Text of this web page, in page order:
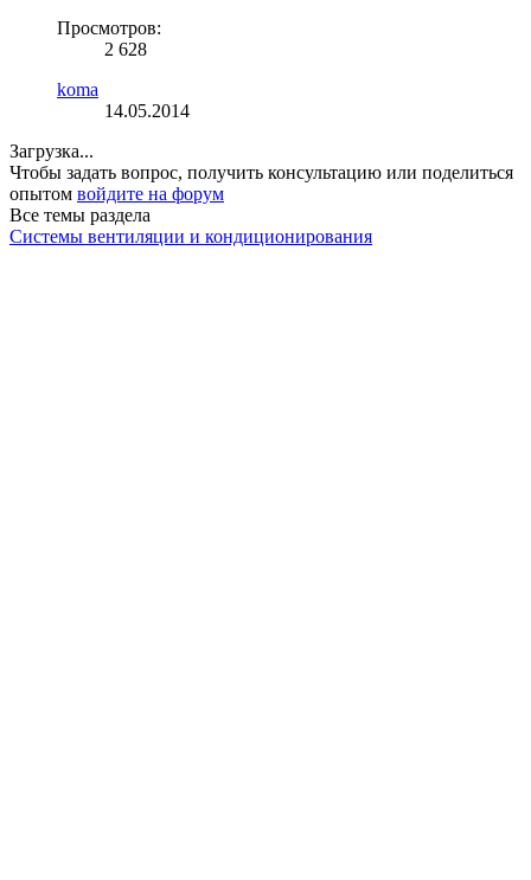
Просмотров:
2 628
koma
14.05.2014
Загрузка...
Чтобы задать вопрос, получить консультацию или поделиться
опытом войдите на форум
Все темы раздела
Системы вентиляции и кондиционирования